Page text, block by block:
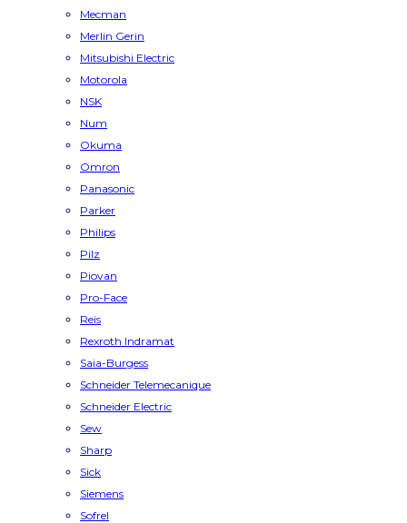
Mecman
Merlin Gerin
Mitsubishi Electric
Motorola
NSK
Num
Okuma
Omron
Panasonic
Parker
Philips
Pilz
Piovan
Pro-Face
Reis
Rexroth Indramat
Saia-Burgess
Schneider Telemecanique
Schneider Electric
Sew
Sharp
Sick
Siemens
Sofrel